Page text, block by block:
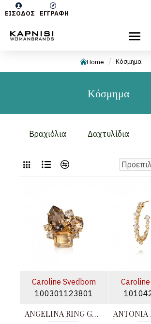
ΕΊΣΟΔΟΣ ΕΓΓΡΑΦΉ
Home Κόσμημα
Κόσμημα
Βραχιόλια Δαχτυλίδια
Caroline Svedbom
100301123801
ANGELINA RING GOLD